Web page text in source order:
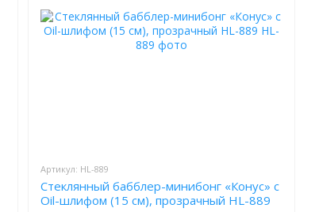
Артикул: HL-889
Стеклянный бабблер-минибонг «Конус» с
Oil-шлифом (15 см), прозрачный HL-889